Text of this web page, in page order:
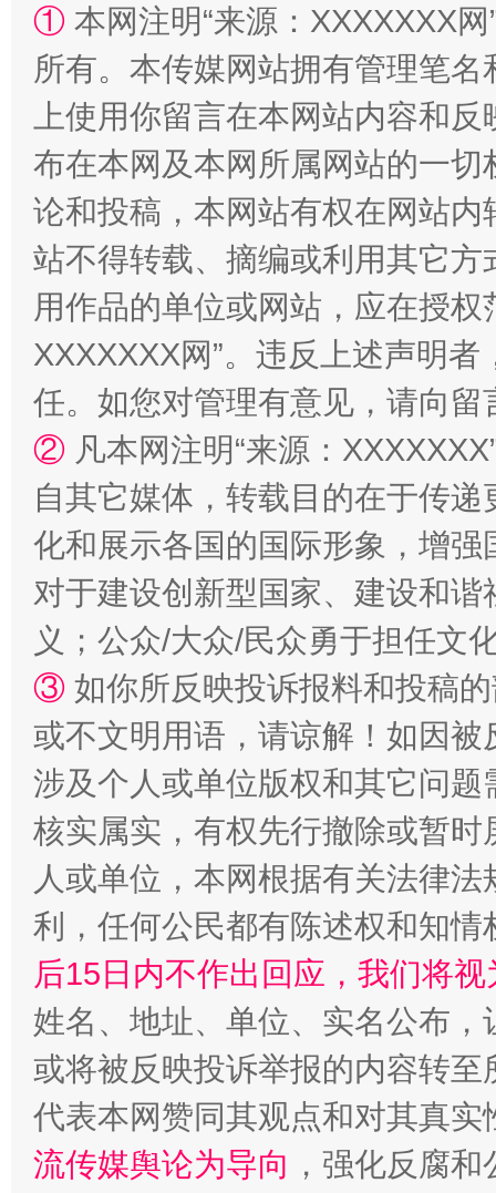
漫山遍野的桃花与雪山、麦地、白藏房 除
招工难、用工荒背后
网上购药对药下症？
① 本网注明“来源：XXXXXXX
所有。本传媒网站拥有管理笔
上使用你留言在本网站内容和
布在本网及本网所属网站的一
论和投稿，本网站有权在网站
站不得转载、摘编或利用其它
用作品的单位或网站，应在授
XXXXXXX网”。违反上述声明
任。如您对管理有意见，请向
② 凡本网注明“来源：
自其它媒体，转载目的在于传
化和展示各国的国际形象，增
对于建设创新型国家、建设和
义；公众/大众/民众勇于担任文
③ 如你所反映投诉报料和投稿
或不文明用语，请谅解！如因
涉及个人或单位版权和其它问题
核实属实，有权先行撤除或暂
人或单位，本网根据有关法律
利，任何公民都有陈述权和知情
后15日内不作出回应，我们将
姓名、地址、单位、实名公布
或将被反映投诉举报的内容转
代表本网赞同其观点和对其真实
流传媒舆论为导向 ，强化反腐